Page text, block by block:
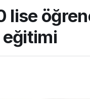
lise
eğitimi